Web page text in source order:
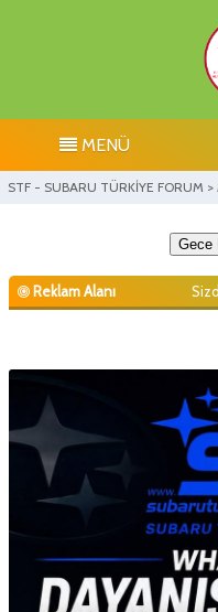
MENÜ
STF - SUBARU TÜRKİYE FORUM >
Gece
Reklam Alanı